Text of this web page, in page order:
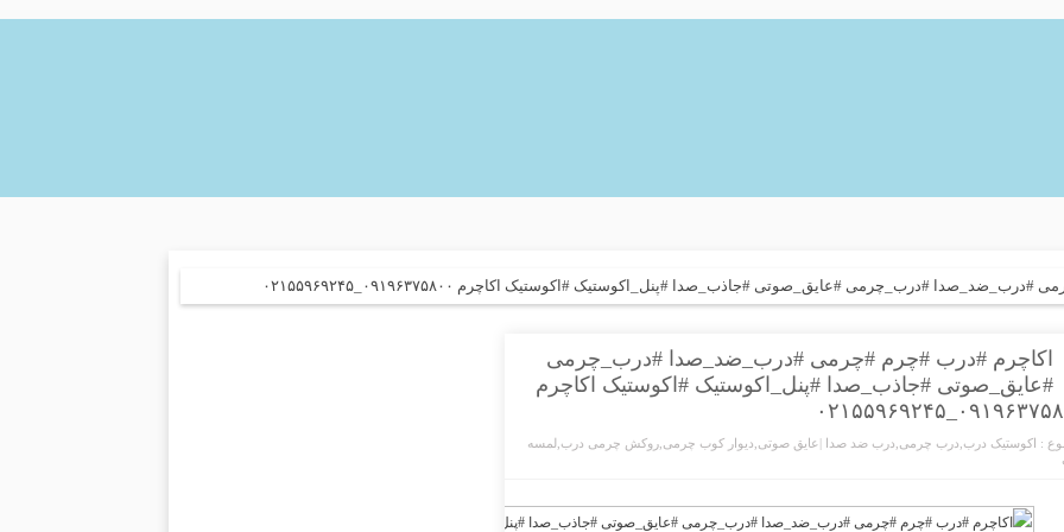
#درب_چرمی #عایق_صوتی #جاذب_صدا #پنل_اکوستیک #اکوستیک اکاچرم ۰۹۱۹۶۳۷۵۸۰۰_۰۲۱۵۵۹۶۹۲۴۵
اکاچرم #درب #چرم #چرمی #درب_ضد_صدا #درب_چرمی
#عایق_صوتی #جاذب_صدا #پنل_اکوستیک #اکوستیک اکاچرم
: اکوستیک درب درب چرمی درب ضد صدا |عایق صوتی دیوار کوب چرمی ,روکش چرمی درب لمسه